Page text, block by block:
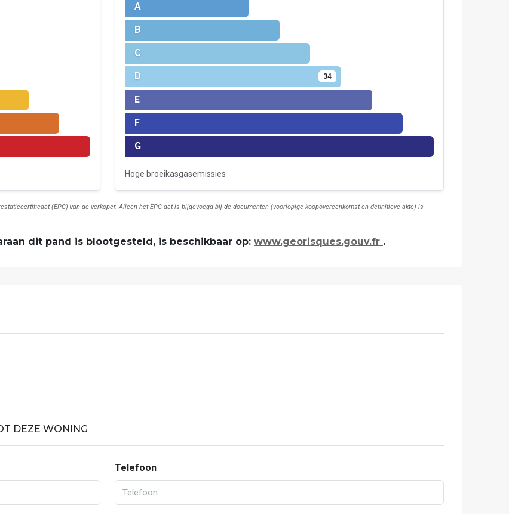
A
B
C
D 34
E
F
G
Hoge broeikasgasemissies
(EPC) van de verkoper. Alleen het EPC dat is bijgevoegd bij de documenten (voorlopige koopovereenkomst en definitieve akte) is
dit pand is blootgesteld, is beschikbaar op: www.georisques.gouv.fr .
DEZE WONING
Telefoon